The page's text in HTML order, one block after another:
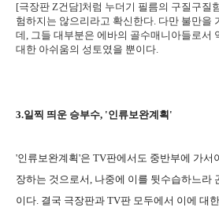
[극장판 Z건담]처럼 누더기 필름의 구질구질
험하지는 않으리라고 확신한다. 다만 불만을
데, 그들 대부분은 에바의 골수매니아들로서
대한 아쉬움의 성토였을 뿐이다.
3.일찍 띄운 승부수, '인류보완계획'
'인류보완계획'은 TV판에서도 중반부에 가서
장하는 것으로서, 나중에 이를 뒷수습하느라
이다. 결국 극장판과 TV판 모두에서 이에 대